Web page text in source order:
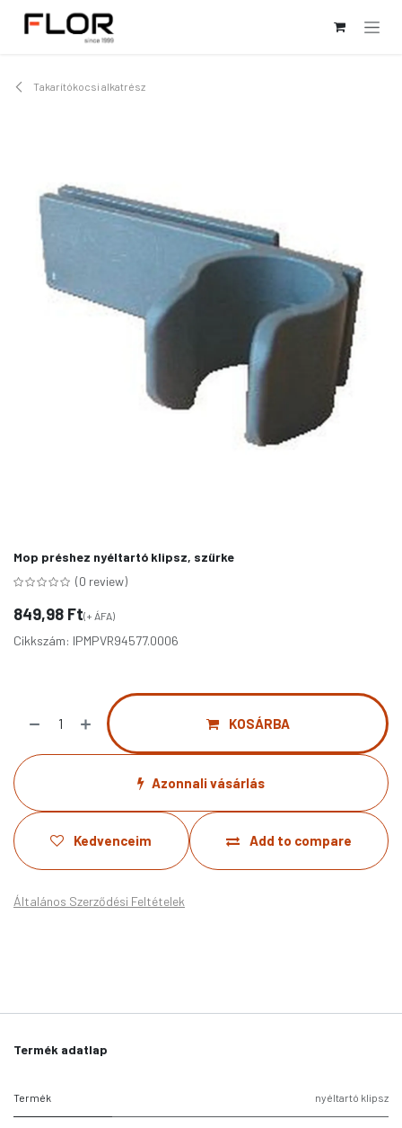
Takarítókocsi alkatrész
Mop préshez nyéltartó klipsz, szürke
(0 review)
849,98 Ft(+ ÁFA)
Cikkszám: IPMPVR94577.0006
KOSÁRBA
Azonnali vásárlás
Add to compare
Kedvenceim
Általános Szerződési Feltételek
Termék adatlap
Termék nyéltartó klipsz